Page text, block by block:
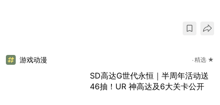
游戏动漫 精选 ★
SD高达G世代永恒｜半周年活动送
46抽！UR 神高达及6大关卡公开